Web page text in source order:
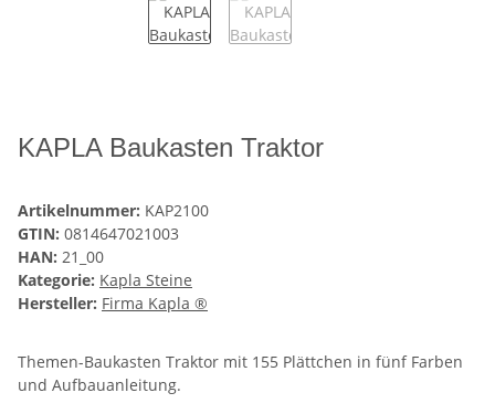
KAPLA Baukasten Traktor
Artikelnummer: KAP2100
GTIN: 0814647021003
HAN: 21_00
Kategorie: Kapla Steine
Hersteller: Firma Kapla ®
Themen-Baukasten Traktor mit 155 Plättchen in fünf Farben
und Aufbauanleitung.